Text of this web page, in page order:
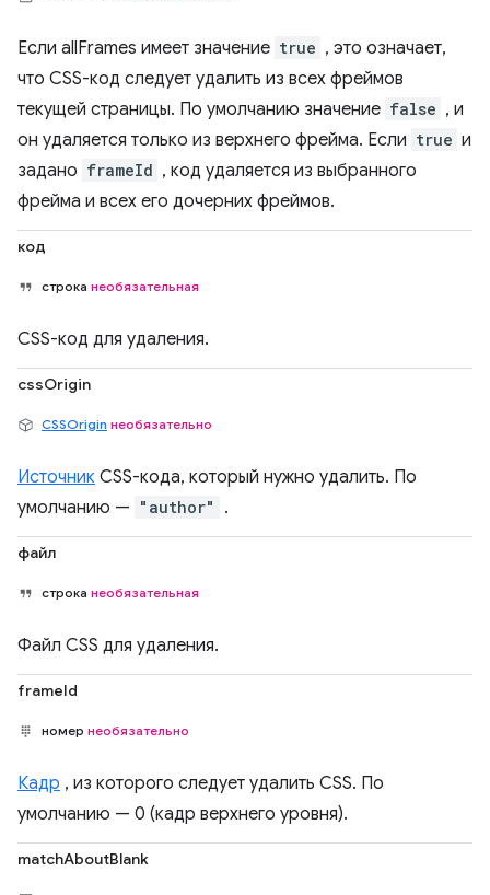
Если allFrames имеет значение true , это означает,
что CSS-код следует удалить из всех фреймов
текущей страницы. По умолчанию значение false , и
он удаляется только из верхнего фрейма. Если true и
задано frameId , код удаляется из выбранного
фрейма и всех его дочерних фреймов.
код
строка необязательная
CSS-код для удаления.
cssOrigin
CSSOrigin необязательно
Источник CSS-кода, который нужно удалить. По
умолчанию — "author" .
файл
строка необязательная
Файл CSS для удаления.
frameId
номер необязательно
Кадр , из которого следует удалить CSS. По
умолчанию — 0 (кадр верхнего уровня).
matchAboutBlank